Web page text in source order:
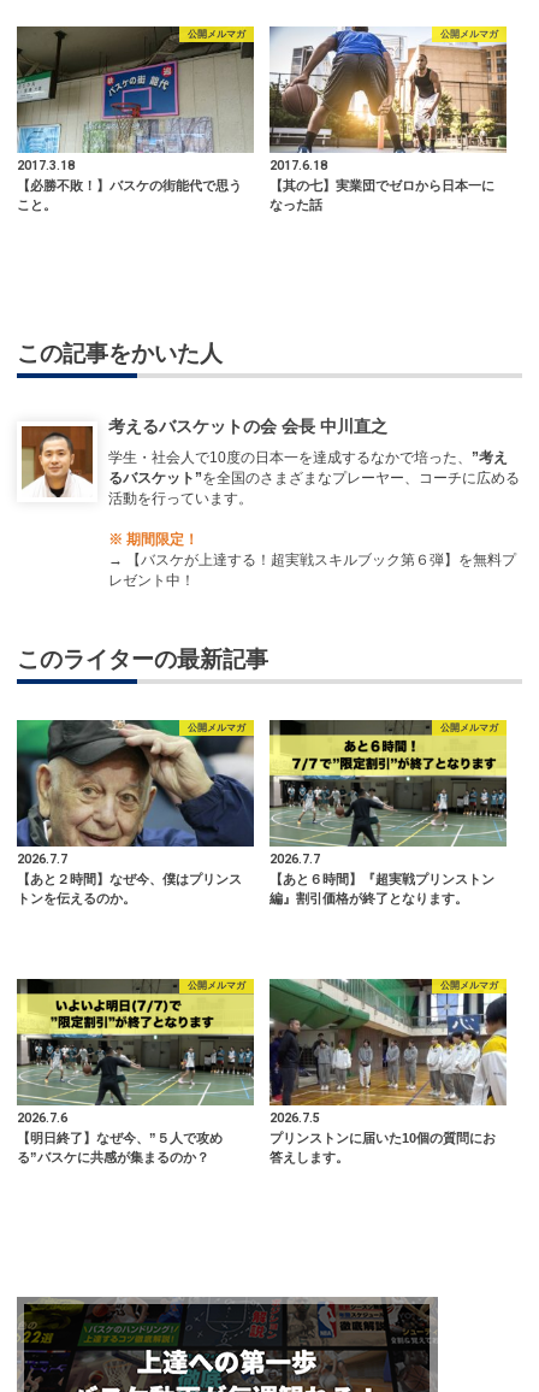
公開メルマガ
2017.3.18
【必勝不敗！】バスケの街能代で思う
こと。
公開メルマガ
2017.6.18
【其の七】実業団でゼロから日本一に
なった話
この記事をかいた人
考えるバスケットの会 会長 中川直之
学生・社会人で10度の日本一を達成するなかで培った、 ”考え
るバスケット”を全国のさまざまなプレーヤー、コーチに広める
活動を行っています。
※ 期間限定！
→
【バスケが上達する！超実戦スキルブック第６弾】を無料プ
レゼント中！
このライターの最新記事
公開メルマガ
2026.7.7
【あと２時間】なぜ今、僕はプリンス
トンを伝えるのか。
公開メルマガ
2026.7.7
【あと６時間】『超実戦プリンストン
編』割引価格が終了となります。
公開メルマガ
2026.7.6
【明日終了】なぜ今、”５人で攻め
る”バスケに共感が集まるのか？
公開メルマガ
2026.7.5
プリンストンに届いた10個の質問にお
答えします。